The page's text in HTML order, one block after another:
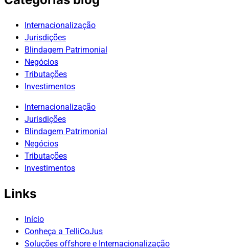
Internacionalização
Jurisdições
Blindagem Patrimonial
Negócios
Tributações
Investimentos
Internacionalização
Jurisdições
Blindagem Patrimonial
Negócios
Tributações
Investimentos
Links
Início
Conheça a TelliCoJus
Soluções offshore e Internacionalização